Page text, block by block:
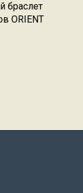
браслет
ORIENT